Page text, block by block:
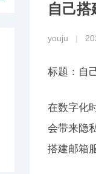
自己
youju
标题：自
在数字化
会带来隐
搭建邮箱